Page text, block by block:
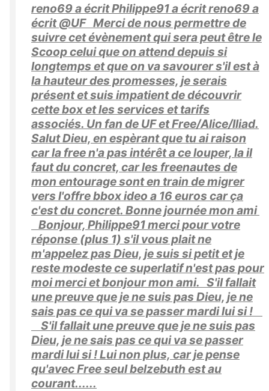
reno69 a écrit Philippe91 a écrit reno69 a
écrit @UF Merci de nous permettre de
suivre cet évènement qui sera peut être le
Scoop celui que on attend depuis si
longtemps et que on va savourer s'il est à
la hauteur des promesses, je serais
présent et suis impatient de découvrir
cette box et les services et tarifs
associés. Un fan de UF et Free/Alice/Iliad.
Salut Dieu, en espèrant que tu ai raison
car la free n'a pas intérêt a ce louper, la il
faut du concret, car les freenautes de
mon entourage sont en train de migrer
vers l'offre bbox ideo a 16 euros car ça
c'est du concret. Bonne journée mon ami
Bonjour, Philippe91 merci pour votre
réponse (plus 1) s'il vous plait ne
m'appelez pas Dieu, je suis si petit et je
reste modeste ce superlatif n'est pas pour
moi merci et bonjour mon ami. S'il fallait
une preuve que je ne suis pas Dieu, je ne
sais pas ce qui va se passer mardi lui si !
S'il fallait une preuve que je ne suis pas
Dieu, je ne sais pas ce qui va se passer
mardi lui si ! Lui non plus, car je pense
qu'avec Free seul belzebuth est au
courant......